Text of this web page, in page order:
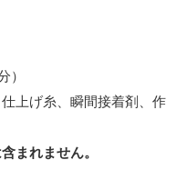
）
上げ糸、瞬間接着剤、作
まれません。